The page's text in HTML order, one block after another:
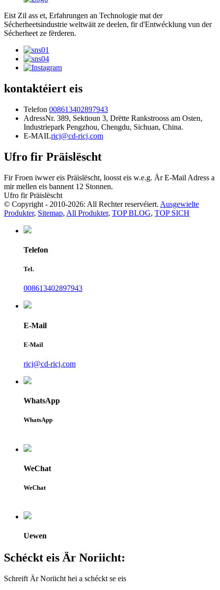
Eist Zil ass et, Erfahrungen an Technologie mat der
Sécherheetsindustrie weltwäit ze deelen, fir d'Entwécklung vun der
Sécherheet ze fërderen.
kontaktéiert eis
Telefon 008613402897943
AdressNr. 389, Sektioun 3, Drëtte Rankstrooss am Osten,
Industriepark Pengzhou, Chengdu, Sichuan, China.
E-MAILricj@cd-ricj.com
Ufro fir Präislëscht
Fir Froen iwwer eis Präislëscht, loosst eis w.e.g. Är E-Mail Adress a
mir mellen eis bannent 12 Stonnen.
Ufro fir Präislëscht
© Copyright - 2010-2026: All Rechter reservéiert. Ausgewielte
Produkter, Sitemap, All Produkter, TOP BLOG, TOP SICH
Telefon
Tel.
008613402897943
E-Mail
E-Mail
ricj@cd-ricj.com
WhatsApp
WhatsApp
WeChat
WeChat
Uewen
Schéckt eis Är Noriicht:
Schreift Är Noriicht hei a schéckt se eis